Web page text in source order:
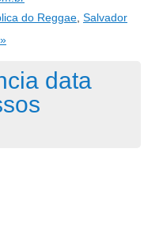
do Reggae, Salvador
data